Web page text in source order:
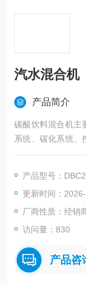
汽水混合机
产品简介
碳酸饮料混合机主
系统、碳化系统、
果汁饮料等多种类
产品型号：
更新时间：
厂商性质：经销
访问量：830
产品咨